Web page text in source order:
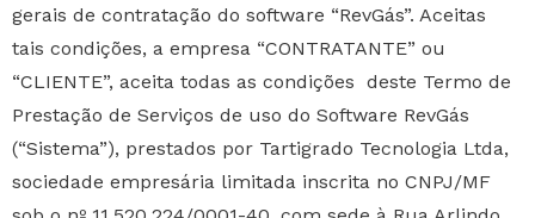
gerais de contratação do software “RevGás”. Aceitas
tais condições, a empresa “CONTRATANTE” ou
“CLIENTE”, aceita todas as condições deste Termo de
Prestação de Serviços de uso do Software RevGás
(“Sistema”), prestados por Tartigrado Tecnologia Ltda,
sociedade empresária limitada inscrita no CNPJ/MF